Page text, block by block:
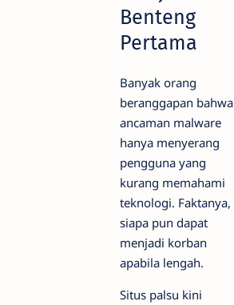
Benteng
Pertama
Banyak orang
beranggapan bahwa
ancaman malware
hanya menyerang
pengguna yang
kurang memahami
teknologi. Faktanya,
siapa pun dapat
menjadi korban
apabila lengah.
Situs palsu kini